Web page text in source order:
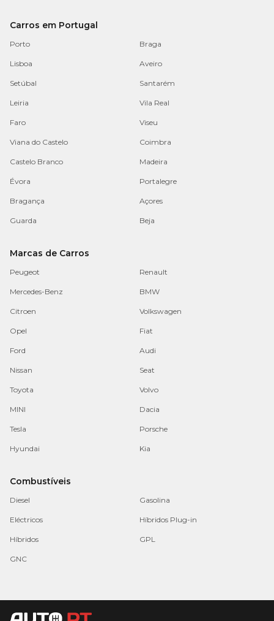
Carros em Portugal
Porto Braga
Lisboa Aveiro
Setúbal Santarém
Leiria Vila Real
Faro Viseu
Viana do Castelo Coimbra
Castelo Branco Madeira
Évora Portalegre
Bragança Açores
Guarda Beja
Marcas de Carros
Peugeot Renault
Mercedes-Benz BMW
Citroen Volkswagen
Opel Fiat
Ford Audi
Nissan Seat
Toyota Volvo
MINI Dacia
Tesla Porsche
Hyundai Kia
Combustíveis
Diesel Gasolina
Eléctricos Híbridos Plug-in
Híbridos GPL
GNC